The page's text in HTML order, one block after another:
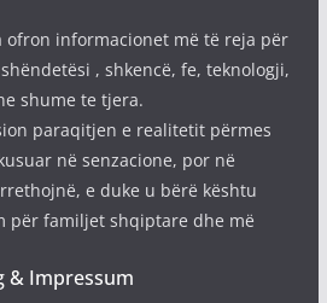
ofron informacionet më të reja për
, shkencë, fe, teknologji,
shume te tjera.
paraqitjen e realitetit përmes
në senzacione, por në
e duke u bërë kështu
për familjet shqiptare dhe më
& Impressum